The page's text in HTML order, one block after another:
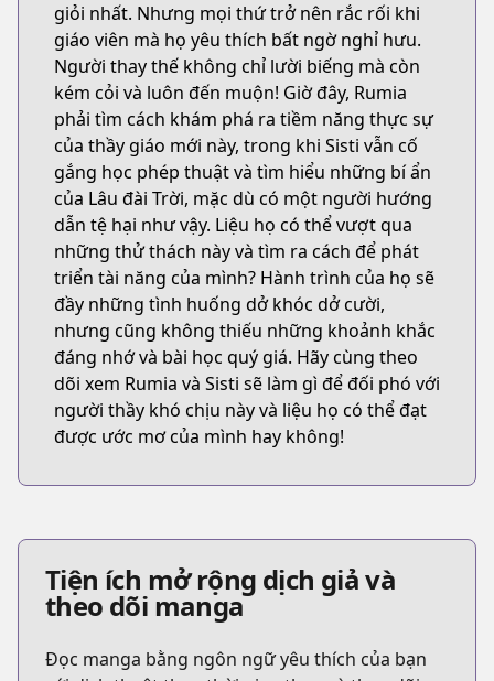
giỏi nhất. Nhưng mọi thứ trở nên rắc rối khi
giáo viên mà họ yêu thích bất ngờ nghỉ hưu.
Người thay thế không chỉ lười biếng mà còn
kém cỏi và luôn đến muộn! Giờ đây, Rumia
phải tìm cách khám phá ra tiềm năng thực sự
của thầy giáo mới này, trong khi Sisti vẫn cố
gắng học phép thuật và tìm hiểu những bí ẩn
của Lâu đài Trời, mặc dù có một người hướng
dẫn tệ hại như vậy. Liệu họ có thể vượt qua
những thử thách này và tìm ra cách để phát
triển tài năng của mình? Hành trình của họ sẽ
đầy những tình huống dở khóc dở cười,
nhưng cũng không thiếu những khoảnh khắc
đáng nhớ và bài học quý giá. Hãy cùng theo
dõi xem Rumia và Sisti sẽ làm gì để đối phó với
người thầy khó chịu này và liệu họ có thể đạt
được ước mơ của mình hay không!
Tiện ích mở rộng dịch giả và
theo dõi manga
Đọc manga bằng ngôn ngữ yêu thích của bạn